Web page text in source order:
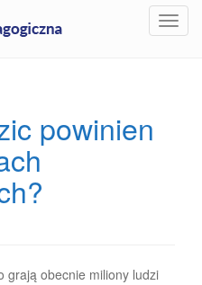
T
powinien
grają obecnie miliony ludzi